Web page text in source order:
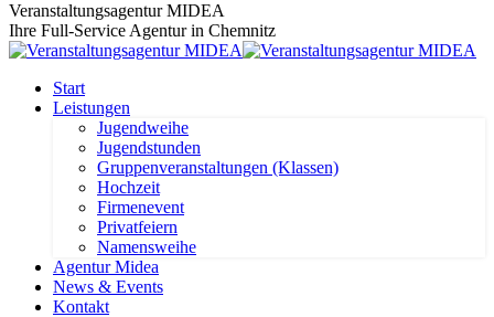
in
Veranstaltungsagentur MIDEA
Ihre Full-Service Agentur in Chemnitz
Start
Leistungen
Jugendweihe
Jugendstunden
Gruppenveranstaltungen (Klassen)
Hochzeit
Firmenevent
Privatfeiern
Namensweihe
Agentur Midea
News & Events
Kontakt